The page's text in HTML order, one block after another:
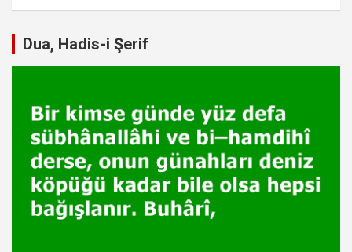
Dua, Hadis-i Şerif